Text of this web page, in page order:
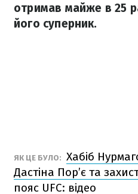
отримав майже в 25
його суперник.
ЯК ЦЕ БУЛО: Хабіб
Дастіна Пор’є та
пояс UFC: відео